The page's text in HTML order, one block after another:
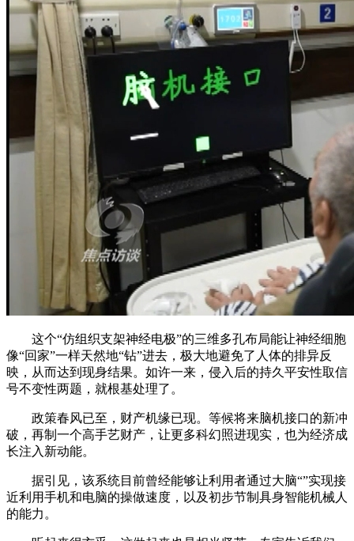
这个“仿组织支架神经电极”的三维多孔布局能让神经细胞
像“回家”一样天然地“钻”进去，极大地避免了人体的排异反
映，从而达到现身结果。如许一来，侵入后的持久平安性取信
号不变性两题，就根基处理了。
政策春风已至，财产机缘已现。等候将来脑机接口的新冲
破，再制一个高手艺财产，让更多科幻照进现实，也为经济成
长注入新动能。
据引见，该系统目前曾经能够让利用者通过大脑“”实现接
近利用手机和电脑的操做速度，以及初步节制具身智能机械人
的能力。